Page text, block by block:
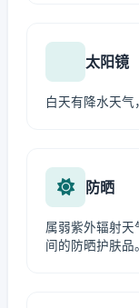
太阳镜
白天有降水天
防晒
属弱紫外辐射天
间的防晒护肤品。